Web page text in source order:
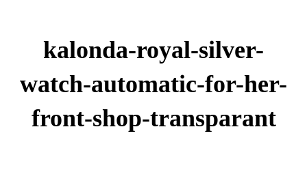
kalonda-royal-silver-
watch-automatic-for-her-
front-shop-transparant